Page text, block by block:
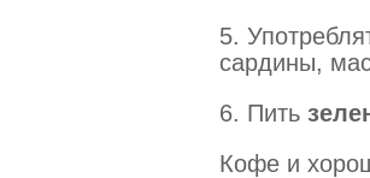
5.
сардины,
6. Пить
Кофе и